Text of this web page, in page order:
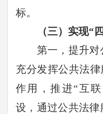
标。
（三）实现“
第一，提升对
充分发挥公共法
作用，推进“互联
设，通过公共法